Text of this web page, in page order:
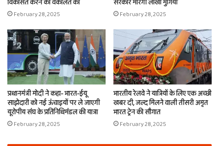
विकसित करने की वकालत की
February 28, 2025
सरकार मारेगी लाखो मुर्गियां
February 28, 2025
प्रधानमंत्री मोदी ने कहा- भारत-ईयू
साझेदारी को नई ऊंचाइयों पर ले जाएगी
यूरोपीय संघ के प्रतिनिधिमंडल की यात्रा
February 28, 2025
भारतीय रेलवे ने यात्रियों के लिए एक अच्छी
खबर दी, जल्द मिलने वाली तीसरी अमृत
भारत ट्रेन की सौगात
February 28, 2025